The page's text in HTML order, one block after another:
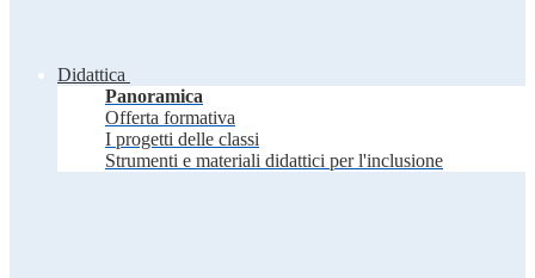
Didattica
Panoramica
Offerta formativa
I progetti delle classi
Strumenti e materiali didattici per l'inclusione